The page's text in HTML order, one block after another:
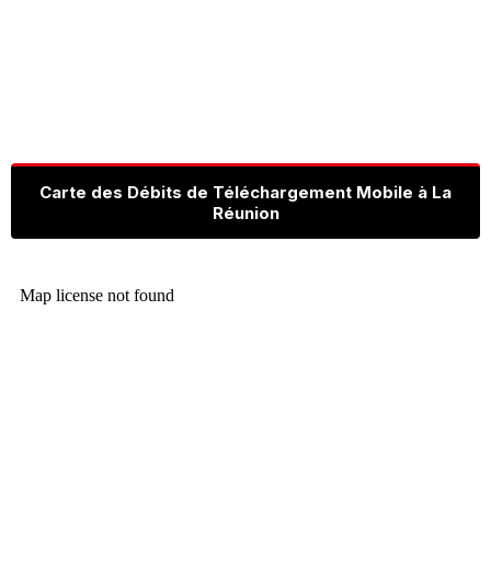
Carte des Débits de Téléchargement Mobile à La
Réunion